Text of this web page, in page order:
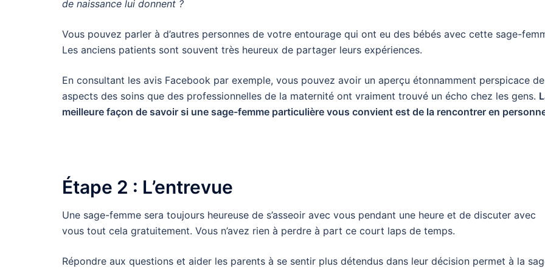
de naissance lui donnent ?
Vous pouvez parler à d’autres personnes de votre entourage qui ont eu des bébés avec cette sage-
Les anciens patients sont souvent très heureux de partager leurs expériences.
En consultant les avis Facebook par exemple, vous pouvez avoir un aperçu étonnamment perspicace
aspects des soins que des professionnelles de la maternité ont vraiment trouvé un écho chez les gens.
meilleure façon de savoir si une sage-femme particulière vous convient est de la rencontrer en
Étape 2 : L’entrevue
Une sage-femme sera toujours heureuse de s’asseoir avec vous pendant une heure et de discuter avec
vous tout cela gratuitement. Vous n’avez rien à perdre à part ce court laps de temps.
Répondre aux questions et aider les parents à se sentir plus détendus dans leur décision permet à la